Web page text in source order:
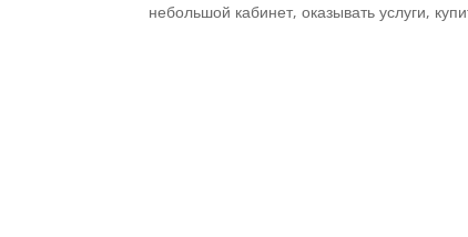
небольшой кабинет, оказывать услуги,